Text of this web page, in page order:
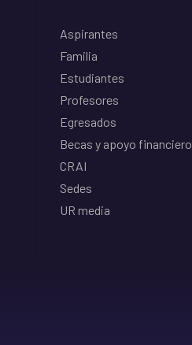
Aspirantes
Familia
Estudiantes
Profesores
Egresados
Becas y apoyo financiero
CRAI
Sedes
UR media